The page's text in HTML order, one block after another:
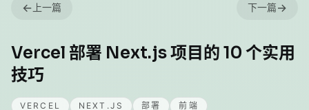
← 上一篇 下一篇→
Vercel 部署 Next.js 项目的 10 个实用
技巧
VERCEL NEXT.JS 部署 前端